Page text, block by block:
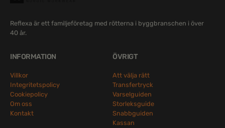
Reflexa är ett familjeföretag med rötterna i byggbranschen i över
40 år.
INFORMATION
Villkor
Integritetspolicy
Cookiepolicy
Om oss
Kontakt
ÖVRIGT
Att välja rätt
Transfertryck
Varselguiden
Storleksguide
Snabbguiden
Kassan